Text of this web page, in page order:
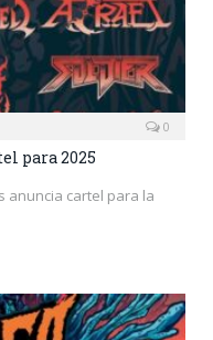
0
para 2025
anuncia cartel para la